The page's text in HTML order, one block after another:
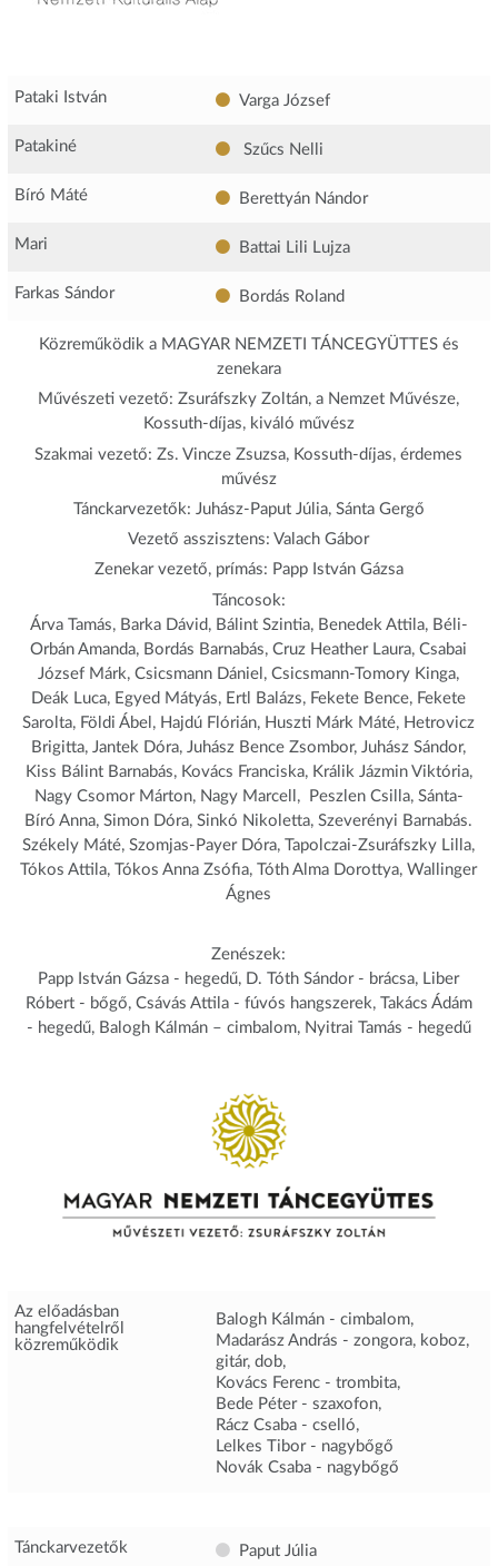
Pataki István Varga József
Patakiné Szűcs Nelli
Bíró Máté Berettyán Nándor
Mari Battai Lili Lujza
Farkas Sándor Bordás Roland
Közreműködik a MAGYAR NEMZETI TÁNCEGYÜTTES és
zenekara
Művészeti vezető: Zsuráfszky Zoltán, a Nemzet Művésze,
Kossuth-díjas, kiváló művész
Szakmai vezető: Zs. Vincze Zsuzsa, Kossuth-díjas, érdemes
művész
Tánckarvezetők: Juhász-Paput Júlia, Sánta Gergő
Vezető asszisztens: Valach Gábor
Zenekar vezető, prímás: Papp István Gázsa
Táncosok:
Árva Tamás, Barka Dávid, Bálint Szintia, Benedek Attila, Béli-
Orbán Amanda, Bordás Barnabás, Cruz Heather Laura, Csabai
József Márk, Csicsmann Dániel, Csicsmann-Tomory Kinga,
Deák Luca, Egyed Mátyás, Ertl Balázs, Fekete Bence, Fekete
Sarolta, Földi Ábel, Hajdú Flórián, Huszti Márk Máté, Hetrovicz
Brigitta, Jantek Dóra, Juhász Bence Zsombor, Juhász Sándor,
Kiss Bálint Barnabás, Kovács Franciska, Králik Jázmin Viktória,
Nagy Csomor Márton, Nagy Marcell, Peszlen Csilla, Sánta-
Bíró Anna, Simon Dóra, Sinkó Nikoletta, Szeverényi Barnabás.
Székely Máté, Szomjas-Payer Dóra, Tapolczai-Zsuráfszky Lilla,
Tókos Attila, Tókos Anna Zsófia, Tóth Alma Dorottya, Wallinger
Ágnes
Zenészek:
Papp István Gázsa - hegedű, D. Tóth Sándor - brácsa, Liber
Róbert - bőgő, Csávás Attila - fúvós hangszerek, Takács Ádám
- hegedű, Balogh Kálmán – cimbalom, Nyitrai Tamás - hegedű
Az előadásban
hangfelvételről
közreműködik
Balogh Kálmán - cimbalom,
Madarász András - zongora, koboz,
gitár, dob,
Kovács Ferenc - trombita,
Bede Péter - szaxofon,
Rácz Csaba - cselló,
Lelkes Tibor - nagybőgő
Novák Csaba - nagybőgő
Tánckarvezetők Paput Júlia